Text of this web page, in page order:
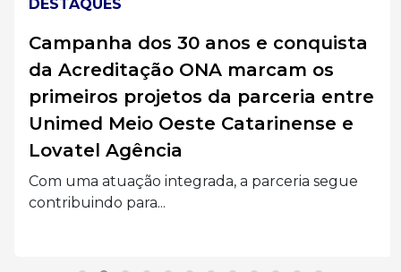
DESTAQUES
Campanha dos 30 anos e conquista
da Acreditação ONA marcam os
primeiros projetos da parceria entre
Unimed Meio Oeste Catarinense e
Lovatel Agência
Com uma atuação integrada, a parceria segue
contribuindo para...